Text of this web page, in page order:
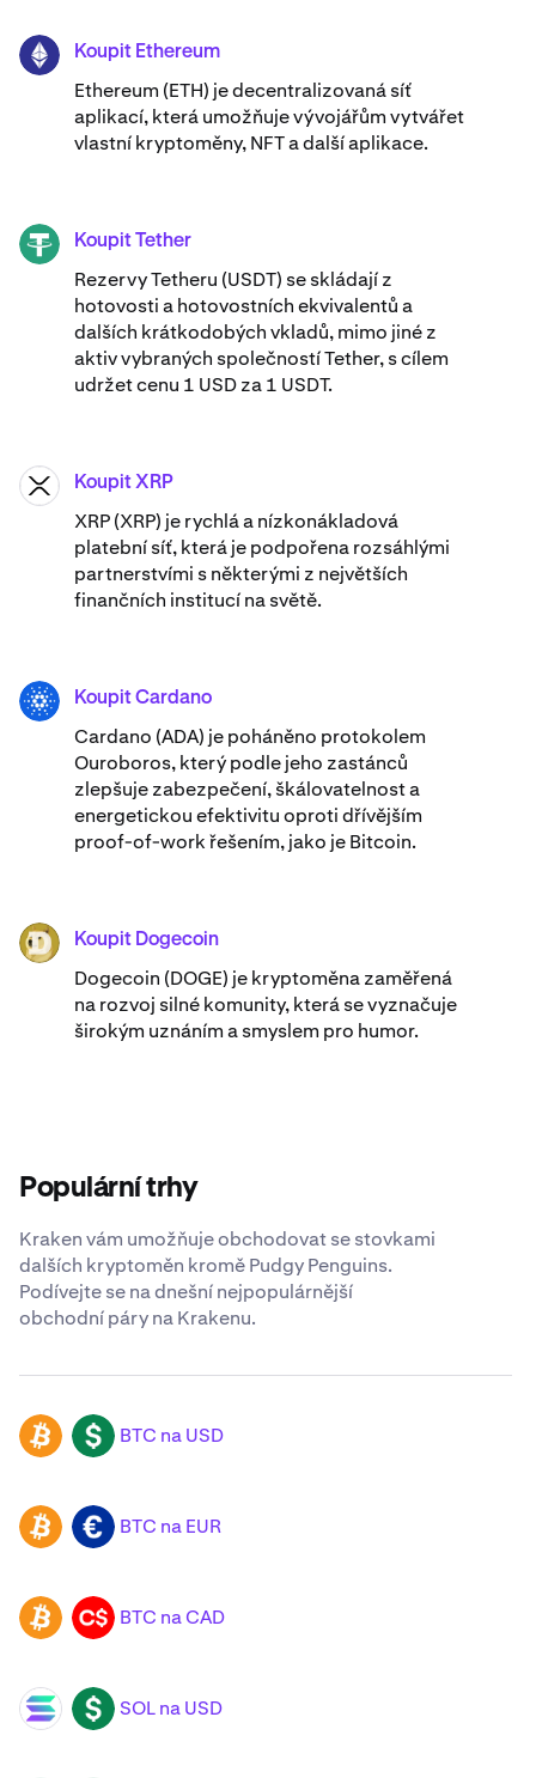
ETH Koupit Ethereum
Ethereum (ETH) je decentralizovaná síť
aplikací, která umožňuje vývojářům vytvářet
vlastní kryptoměny, NFT a další aplikace.
USDT Koupit Tether
Rezervy Tetheru (USDT) se skládají z
hotovosti a hotovostních ekvivalentů a
dalších krátkodobých vkladů, mimo jiné z
aktiv vybraných společností Tether, s cílem
udržet cenu 1 USD za 1 USDT.
XRP Koupit XRP
XRP (XRP) je rychlá a nízkonákladová
platební síť, která je podpořena rozsáhlými
partnerstvími s některými z největších
finančních institucí na světě.
ADA Koupit Cardano
Cardano (ADA) ​​je poháněno protokolem
Ouroboros, který podle jeho zastánců
zlepšuje zabezpečení, škálovatelnost a
energetickou efektivitu oproti dřívějším
proof-of-work řešením, jako je Bitcoin.
DOGE Koupit Dogecoin
Dogecoin (DOGE) je kryptoměna zaměřená
na rozvoj silné komunity, která se vyznačuje
širokým uznáním a smyslem pro humor.
Populární trhy
Kraken vám umožňuje obchodovat se stovkami
dalších kryptoměn kromě Pudgy Penguins.
Podívejte se na dnešní nejpopulárnější
obchodní páry na Krakenu.
BTC USD BTC na USD
BTC EUR BTC na EUR
BTC CAD BTC na CAD
SOL USD SOL na USD